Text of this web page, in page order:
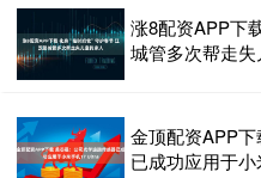
涨8配资APP下
城管多次帮走失
金顶配资APP
已成功应用于